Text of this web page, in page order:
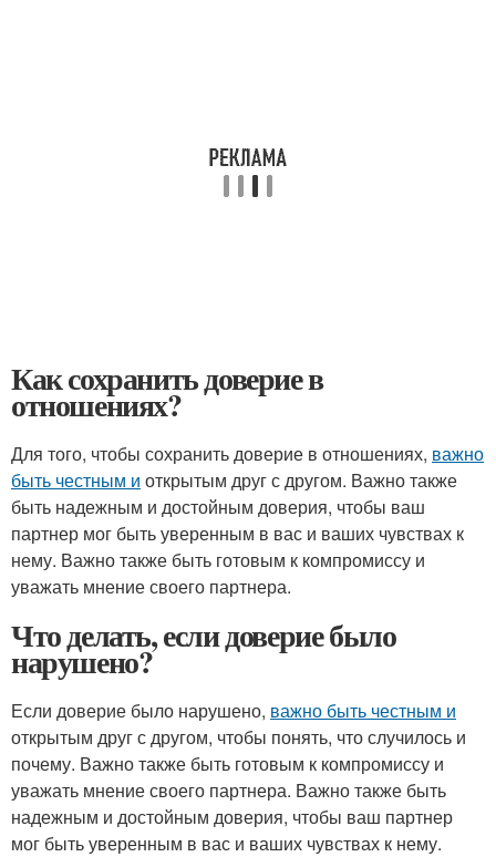
Как сохранить доверие в
отношениях?
Для того, чтобы сохранить доверие в отношениях, важно
быть честным и открытым друг с другом. Важно также
быть надежным и достойным доверия, чтобы ваш
партнер мог быть уверенным в вас и ваших чувствах к
нему. Важно также быть готовым к компромиссу и
уважать мнение своего партнера.
Что делать, если доверие было
нарушено?
Если доверие было нарушено, важно быть честным и
открытым друг с другом, чтобы понять, что случилось и
почему. Важно также быть готовым к компромиссу и
уважать мнение своего партнера. Важно также быть
надежным и достойным доверия, чтобы ваш партнер
мог быть уверенным в вас и ваших чувствах к нему.